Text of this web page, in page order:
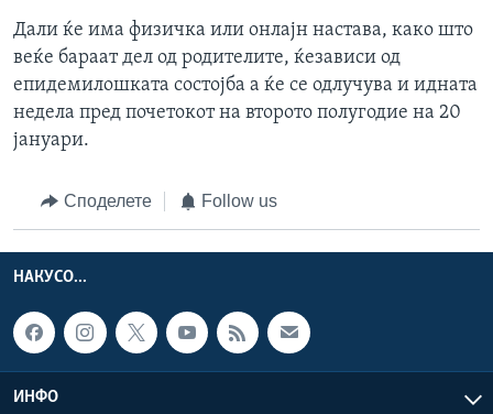
Дали ќе има физичка или онлајн настава, како што
веќе бараат дел од родителите, ќезависи од
епидемилошката состојба а ќе се одлучува и идната
недела пред почетокот на второто полугодие на 20
јануари.
Споделете Follow us
НАКУСО...
ИНФО